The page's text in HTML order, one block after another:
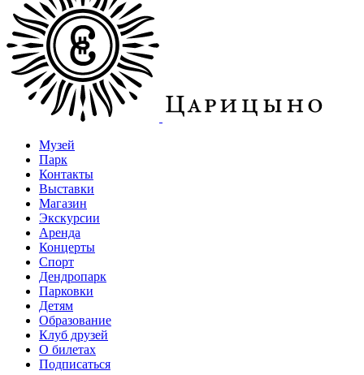
Музей
Парк
Контакты
Выставки
Магазин
Экскурсии
Аренда
Концерты
Спорт
Дендропарк
Парковки
Детям
Образование
Клуб друзей
О билетах
Подписаться